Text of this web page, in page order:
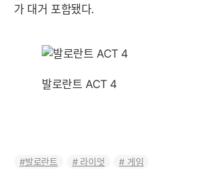
가 대거 포함됐다.
발로란트 ACT 4
발로란트 라이엇 게임